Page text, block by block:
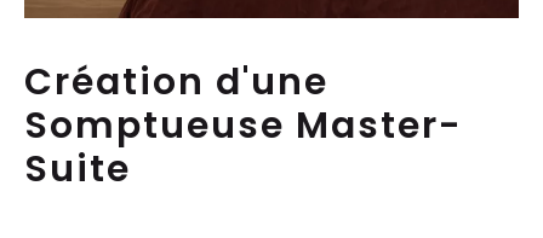
Création d'une
Somptueuse Master-
Suite